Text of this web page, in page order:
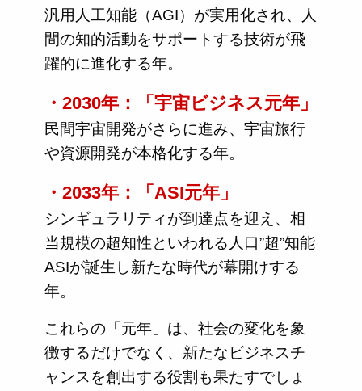
汎用人工知能（AGI）が実用化され、人
間の知的活動をサポートする技術が飛
躍的に進化する年。
・2030年：「宇宙ビジネス元年」
民間宇宙開発がさらに進み、宇宙旅行
や資源開発が本格化する年。
・2033年：「ASI元年」
シンギュラリティが到達点を迎え、相
当規模の超知性といわれる人口”超”知能
ASIが誕生し新たな時代が幕開けする
年。
これらの「元年」は、社会の変化を象
徴するだけでなく、新たなビジネスチ
ャンスを創出する役割も果たすでしょ